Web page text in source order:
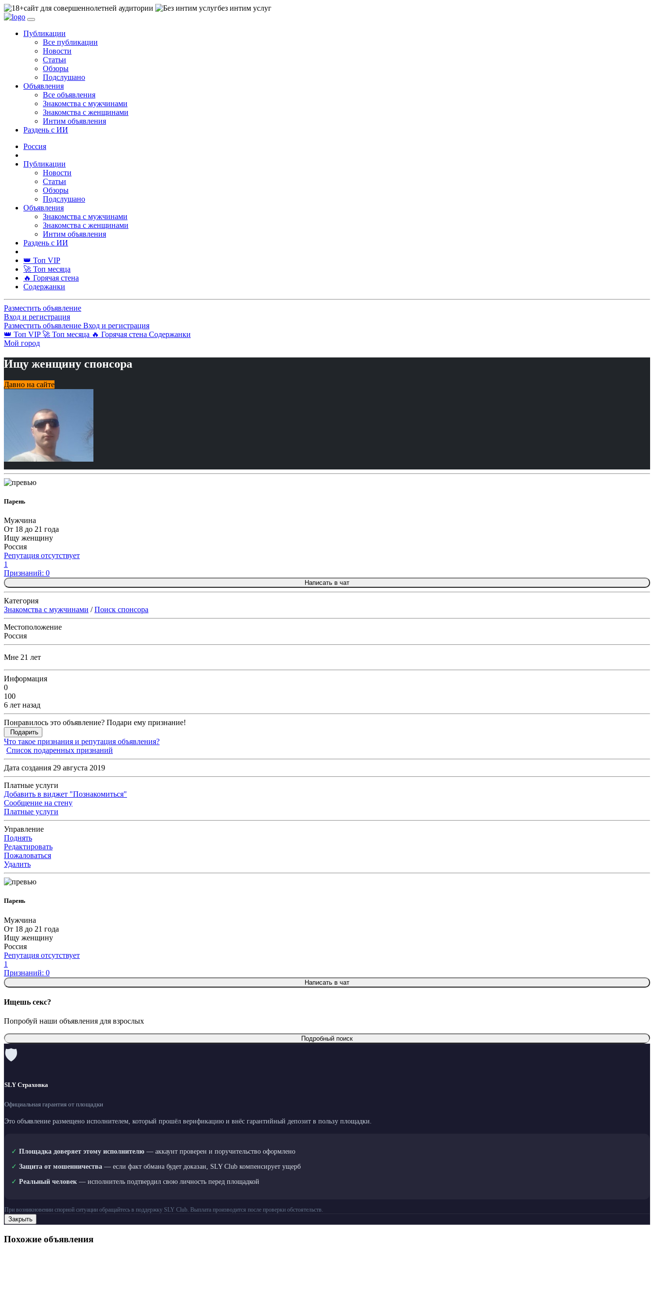
сайт для совершеннолетней аудитории без интим услуг
Публикации
Все публикации
Новости
Статьи
Обзоры
Подслушано
Объявления
Все объявления
Знакомства с мужчинами
Знакомства с женщинами
Интим объявления
Раздень с ИИ
Россия
Публикации
Новости
Статьи
Обзоры
Подслушано
Объявления
Знакомства с мужчинами
Знакомства с женщинами
Интим объявления
Раздень с ИИ
👑 Топ VIP
🚀 Топ месяца
🔥 Горячая стена
Содержанки
Разместить объявление
Вход и регистрация
Разместить объявление Вход и регистрация
👑 Топ VIP 🚀 Топ месяца 🔥 Горячая стена Содержанки
Мой город
Ищу женщину спонсора
Давно на сайте
Парень
Мужчина
От 18 до 21 года
Ищу женщину
Россия
Репутация отсутствует
1
Признаний: 0
Написать в чат
Категория
Знакомства с мужчинами /Поиск спонсора
Местоположение
Россия
Мне 21 лет
Информация
0
100
6 лет назад
Понравилось это объявление? Подари ему признание!
Подарить
Что такое признания и репутация объявления?
Список подаренных признаний
Дата создания 29 августа 2019
Платные услуги
Добавить в виджет "Познакомиться"
Сообщение на стену
Платные услуги
Управление
Поднять
Редактировать
Пожаловаться
Удалить
Парень
Мужчина
От 18 до 21 года
Ищу женщину
Россия
Репутация отсутствует
1
Признаний: 0
Написать в чат
Ищешь секс?
Попробуй наши объявления для взрослых
Подробный поиск
🛡
SLY Страховка
Официальная гарантия от площадки
Это объявление размещено исполнителем, который прошёл верификацию и внёс гарантийный депозит в пользу площадки.
✓ Площадка доверяет этому исполнителю — аккаунт проверен и поручительство оформлено
✓ Защита от мошенничества — если факт обмана будет доказан, SLY Club компенсирует ущерб
✓ Реальный человек — исполнитель подтвердил свою личность перед площадкой
При возникновении спорной ситуации обращайтесь в поддержку SLY Club. Выплата производится после проверки обстоятельств.
Закрыть
Похожие объявления